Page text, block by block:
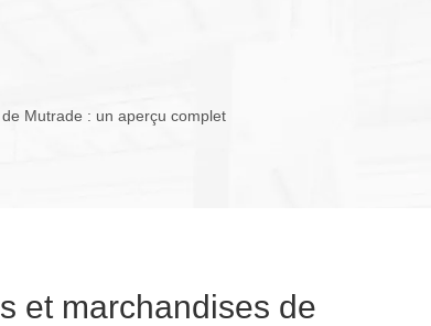
Mutrade : un aperçu complet
et marchandises de